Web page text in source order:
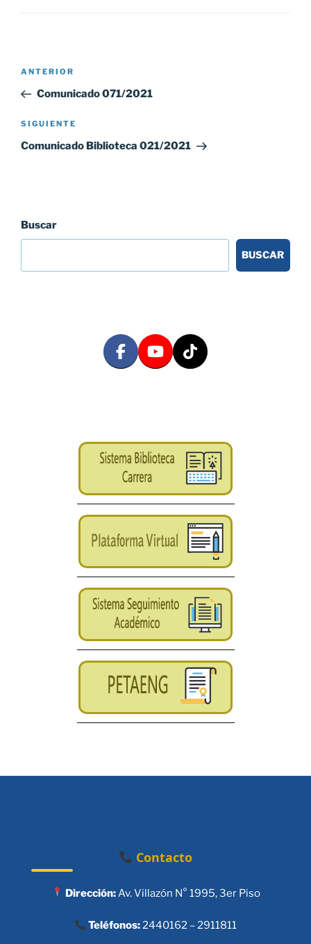
Navegación
entradas
Entrada
anterior:
ANTERIOR
Comunicado 071/2021
Siguiente
entrada
SIGUIENTE
Comunicado Biblioteca 021/2021
Buscar
BUSCAR
Contacto
Dirección:Av. Villazón N° 1995, 3er Piso
Teléfonos:2440162 – 2911811